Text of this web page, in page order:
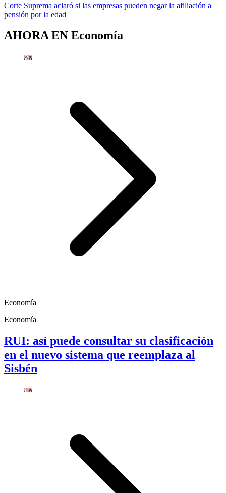
Corte Suprema aclaró si las empresas pueden negar la afiliación a
pensión por la edad
AHORA EN Economía
Economía
Economía
RUI: así puede consultar su clasificación
en el nuevo sistema que reemplaza al
Sisbén